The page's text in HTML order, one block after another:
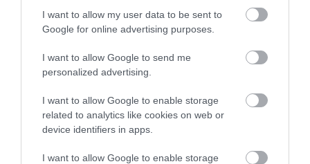
I want to allow my user data to be sent to
Google for online advertising purposes.
I want to allow Google to send me
personalized advertising.
I want to allow Google to enable storage
related to analytics like cookies on web or
device identifiers in apps.
I want to allow Google to enable storage
Bővebben a témáról és az aktuális energetikai felújítási
európai unió energiaszámla takarékossság
természetvédelem